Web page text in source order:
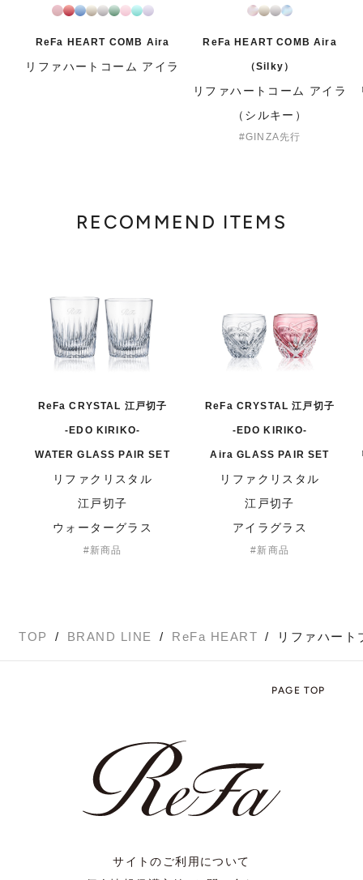
ReFa HEART COMB Aira
リファハートコーム アイラ
ReFa HEART COMB Aira
（Silky）
リファハートコーム アイラ
（シルキー）
GINZA先行
RECOMMEND ITEMS
ReFa CRYSTAL 江戸切子
-EDO KIRIKO-
WATER GLASS PAIR SET
リファクリスタル
江戸切子
ウォーターグラス
新商品
ReFa CRYSTAL 江戸切子
-EDO KIRIKO-
Aira GLASS PAIR SET
リファクリスタル
江戸切子
アイラグラス
新商品
TOP BRAND LINE ReFa HEART リファハート
PAGE TOP
サイトのご利用について